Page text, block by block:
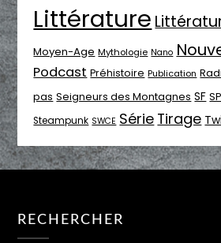
Littérature
Moyen-Age Mythologie Nano
Podcast Préhistoire Publication
pas Seigneurs des Montagnes SF SP
Steampunk SWCE Série Tirage
RECHERCHER